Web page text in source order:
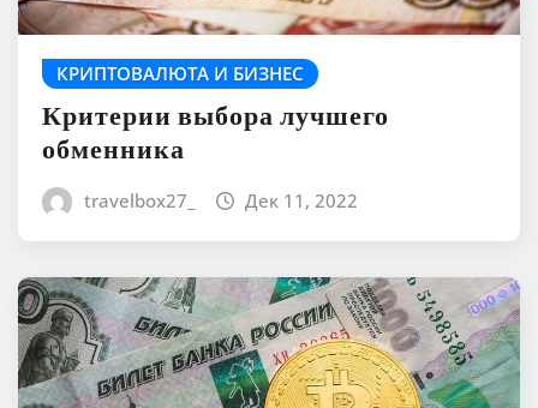
КРИПТОВАЛЮТА И БИЗНЕС
Критерии выбора лучшего
обменника
travelbox27_ Дек 11, 2022